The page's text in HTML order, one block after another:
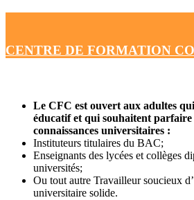
CENTRE DE FORMATION
Le CFC est ouvert aux adultes
éducatif et qui souhaitent
connaissances universitaires :
Instituteurs titulaires du BAC;
Enseignants des lycées et collèges
universités;
Ou tout autre Travailleur soucieux
universitaire solide.